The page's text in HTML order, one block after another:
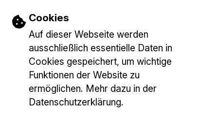
Einstellungen zu Cookies und
Cookies
Auf dieser Webseite werden
ausschließlich essentielle Daten in
Cookies gespeichert, um wichtige
Funktionen der Website zu
ermöglichen. Mehr dazu in der
Datenschutzerklärung.
Betreuung im
Ganztag an 4
Nachmittagen
Mo.-Do.: 7.00 Uhr bis 16.30
Uhr sowie
Fr. 7.00 Uhr bis 13.30 Uhr